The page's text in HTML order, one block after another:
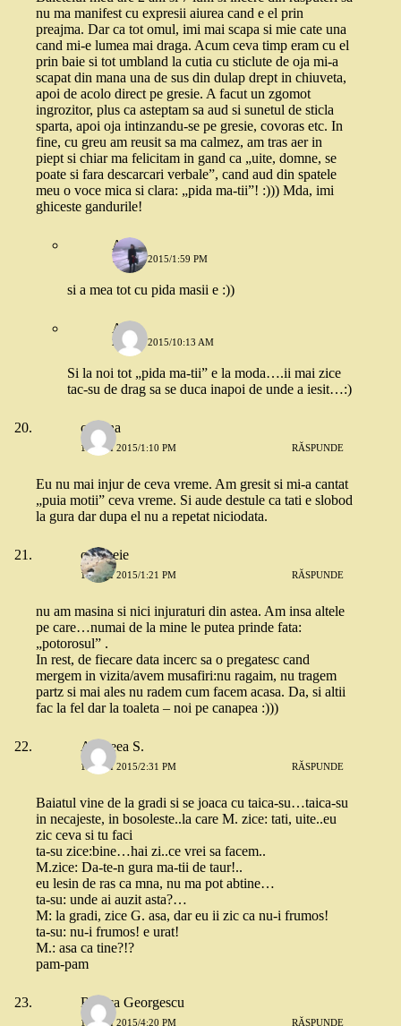
nu ma manifest cu expresii aiurea cand e el prin
preajma. Dar ca tot omul, imi mai scapa si mie cate una
cand mi-e lumea mai draga. Acum ceva timp eram cu el
prin baie si tot umbland la cutia cu sticlute de oja mi-a
scapat din mana una de sus din dulap drept in chiuveta,
apoi de acolo direct pe gresie. A facut un zgomot
ingrozitor, plus ca asteptam sa aud si sunetul de sticla
sparta, apoi oja intinzandu-se pe gresie, covoras etc. In
fine, cu greu am reusit sa ma calmez, am tras aer in
piept si chiar ma felicitam in gand ca „uite, domne, se
poate si fara descarcari verbale”, cand aud din spatele
meu o voce mica si clara: „pida ma-tii”! :))) Mda, imi
ghiceste gandurile!
Ana
18 MAI 2015/1:59 PM
si a mea tot cu pida masii e :))
Alina
20 MAI 2015/10:13 AM
Si la noi tot „pida ma-tii” e la moda….ii mai zice
tac-su de drag sa se duca inapoi de unde a iesit…:)
cristina
18 MAI 2015/1:10 PM RĂSPUNDE
Eu nu mai injur de ceva vreme. Am gresit si mi-a cantat
„puia motii” ceva vreme. Si aude destule ca tati e slobod
la gura dar dupa el nu a repetat niciodata.
o femeie
18 MAI 2015/1:21 PM RĂSPUNDE
nu am masina si nici injuraturi din astea. Am insa altele
pe care…numai de la mine le putea prinde fata:
„potorosul” .
In rest, de fiecare data incerc sa o pregatesc cand
mergem in vizita/avem musafiri:nu ragaim, nu tragem
partz si mai ales nu radem cum facem acasa. Da, si altii
fac la fel dar la toaleta – noi pe canapea :)))
Andreea S.
18 MAI 2015/2:31 PM RĂSPUNDE
Baiatul vine de la gradi si se joaca cu taica-su…taica-su
in necajeste, in bosoleste..la care M. zice: tati, uite..eu
zic ceva si tu faci
ta-su zice:bine…hai zi..ce vrei sa facem..
M.zice: Da-te-n gura ma-tii de taur!..
eu lesin de ras ca mna, nu ma pot abtine…
ta-su: unde ai auzit asta?…
M: la gradi, zice G. asa, dar eu ii zic ca nu-i frumos!
ta-su: nu-i frumos! e urat!
M.: asa ca tine?!?
pam-pam
Raluca Georgescu
18 MAI 2015/4:20 PM RĂSPUNDE